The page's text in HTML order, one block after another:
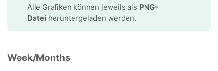
Alle Grafiken können jeweils als PNG-
Datei heruntergeladen werden.
Week/Months